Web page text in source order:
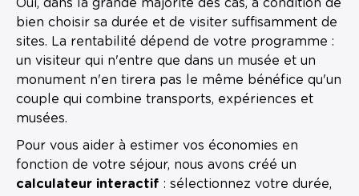
Oui, dans la grande majorité des cas, à condition de
bien choisir sa durée et de visiter suffisamment de
sites. La rentabilité dépend de votre programme :
un visiteur qui n'entre que dans un musée et un
monument n'en tirera pas le même bénéfice qu'un
couple qui combine transports, expériences et
musées.
Pour vous aider à estimer vos économies en
fonction de votre séjour, nous avons créé un
calculateur interactif : sélectionnez votre durée,